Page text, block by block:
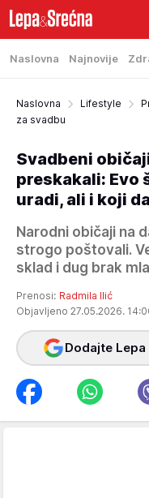
Naslovna Najnovije
Naslovna Lifestyle
za svadbu
Svadbeni
preskakali: Evo
uradi, ali i koji
Narodni običaji na
strogo poštovali.
sklad i dug brak
Prenosi: Radmila Ilić
Objavljeno 27.05.2026.
Dodajte